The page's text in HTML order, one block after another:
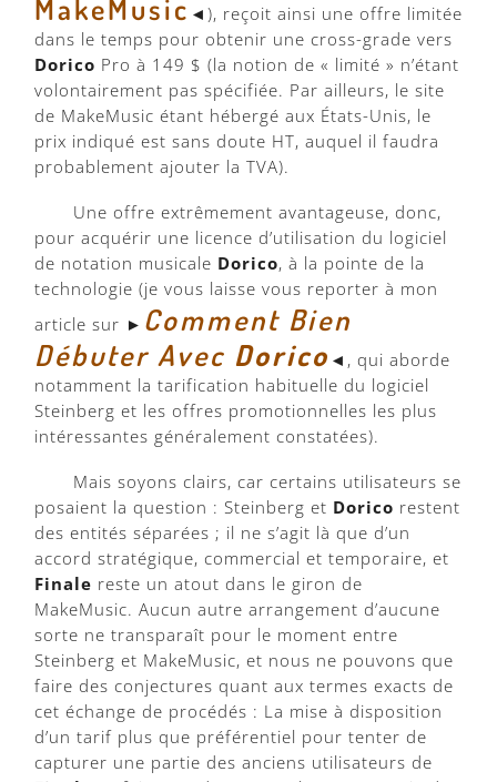
MakeMusic ◄), reçoit ainsi une offre limitée
dans le temps pour obtenir une cross-grade vers
Dorico Pro à 149 $ (la notion de « limité » n’étant
volontairement pas spécifiée. Par ailleurs, le site
de MakeMusic étant hébergé aux États-Unis, le
prix indiqué est sans doute HT, auquel il faudra
probablement ajouter la TVA).
Une offre extrêmement avantageuse, donc,
pour acquérir une licence d’utilisation du logiciel
de notation musicale Dorico, à la pointe de la
technologie (je vous laisse vous reporter à mon
article sur ► Comment Bien
Débuter Avec Dorico ◄, qui aborde
notamment la tarification habituelle du logiciel
Steinberg et les offres promotionnelles les plus
intéressantes généralement constatées).
Mais soyons clairs, car certains utilisateurs se
posaient la question : Steinberg et Dorico restent
des entités séparées ; il ne s’agit là que d’un
accord stratégique, commercial et temporaire, et
Finale reste un atout dans le giron de
MakeMusic. Aucun autre arrangement d’aucune
sorte ne transparaît pour le moment entre
Steinberg et MakeMusic, et nous ne pouvons que
faire des conjectures quant aux termes exacts de
cet échange de procédés : La mise à disposition
d’un tarif plus que préférentiel pour tenter de
capturer une partie des anciens utilisateurs de